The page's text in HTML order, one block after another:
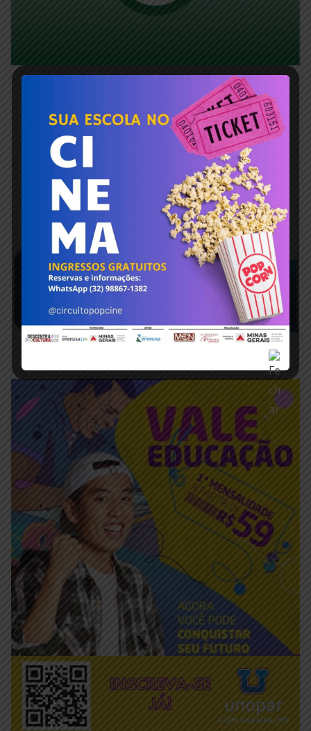
PREFEITURA MUNICIPAL DE SANTO
ANTONIO DO AVENTUREIRO/MG.
EXTRATO DE ATA DE REGISTRO DE
PREÇO. Processo Licitatório nº
028/2025. Pregão Presencial nº 008/2025
pelo Sistema de Registro de Preço.
maio 22, 2025